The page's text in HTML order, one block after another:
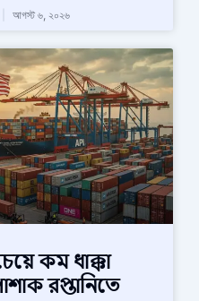
আগস্ট ৬, ২০২৬
কম ধাক্কা
রপ্তানিতে